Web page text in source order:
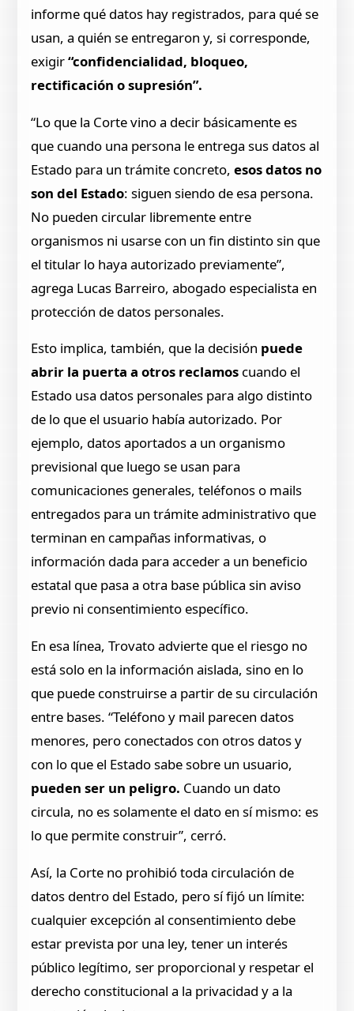
informe qué datos hay registrados, para qué se
usan, a quién se entregaron y, si corresponde,
exigir“confidencialidad, bloqueo,
rectificación o supresión”.
“Lo que la Corte vino a decir básicamente es
que cuando una persona le entrega sus datos al
Estado para un trámite concreto,esos datos no
son del Estado: siguen siendo de esa persona.
No pueden circular libremente entre
organismos ni usarse con un fin distinto sin que
el titular lo haya autorizado previamente”,
agrega Lucas Barreiro, abogado especialista en
protección de datos personales.
Esto implica, también, que la decisión puede
abrir la puerta a otros reclamos cuando el
Estado usa datos personales para algo distinto
de lo que el usuario había autorizado. Por
ejemplo, datos aportados a un organismo
previsional que luego se usan para
comunicaciones generales, teléfonos o mails
entregados para un trámite administrativo que
terminan en campañas informativas, o
información dada para acceder a un beneficio
estatal que pasa a otra base pública sin aviso
previo ni consentimiento específico.
En esa línea, Trovato advierte que el riesgo no
está solo en la información aislada, sino en lo
que puede construirse a partir de su circulación
entre bases. “Teléfono y mail parecen datos
menores, pero conectados con otros datos y
con lo que el Estado sabe sobre un usuario,
pueden ser un peligro. Cuando un dato
circula, no es solamente el dato en sí mismo: es
lo que permite construir”, cerró.
Así, la Corte no prohibió toda circulación de
datos dentro del Estado, pero sí fijó un límite:
cualquier excepción al consentimiento debe
estar prevista por una ley, tener un interés
público legítimo, ser proporcional y respetar el
derecho constitucional a la privacidad y a la